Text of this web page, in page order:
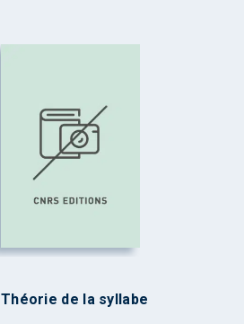
Théorie de la syllabe